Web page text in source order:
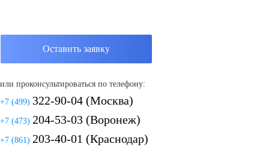
Оставить заявку
или проконсультироваться по телефону:
+7 (499) 322-90-04 (Москва)
+7 (473) 204-53-03 (Воронеж)
+7 (861) 203-40-01 (Краснодар)